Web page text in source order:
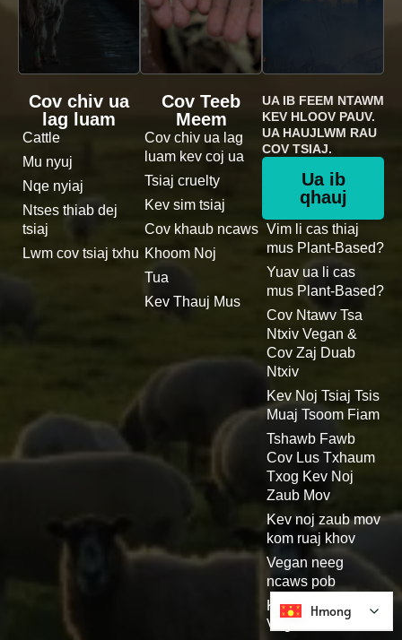
Cov chiv ua
lag luam
Cattle
Mu nyuj
Nqe nyiaj
Ntses thiab dej
tsiaj
Lwm cov tsiaj txhu
Cov Teeb
Meem
Cov chiv ua lag
luam kev coj ua
Tsiaj cruelty
Kev sim tsiaj
Cov khaub ncaws
Khoom Noj
Tua
Kev Thauj Mus
UA IB FEEM NTAWM
KEV HLOOV PAUV.
UA HAUJLWM RAU
COV TSIAJ.
Ua ib
qhauj
Vim li cas thiaj
mus Plant-Based?
Yuav ua li cas
mus Plant-Based?
Cov Ntawv Tsa
Ntxiv Vegan &
Cov Zaj Duab
Ntxiv
Kev Noj Tsiaj Tsis
Muaj Tsoom Fiam
Tshawb Fawb
Cov Lus Txhaum
Txog Kev Noj
Zaub Mov
Kev noj zaub mov
kom ruaj khov
Vegan neeg
ncaws pob
Kev Zoo Nkauj
Vegan
Hmong
Hmong